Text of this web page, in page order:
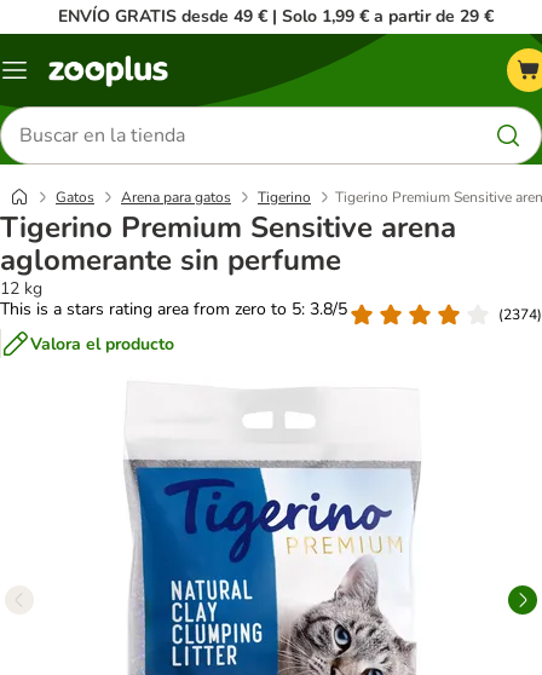
ENVÍO GRATIS desde 49 € | Solo 1,99 € a partir de 29 €
Menú
Buscar
productos
Gatos Arena para gatos Tigerino Tigerino Premium Sensitive
Tigerino Premium Sensitive arena
aglomerante sin perfume
12 kg
This is a stars rating area from zero to 5: 3.8/5
(2374)
Valora el producto